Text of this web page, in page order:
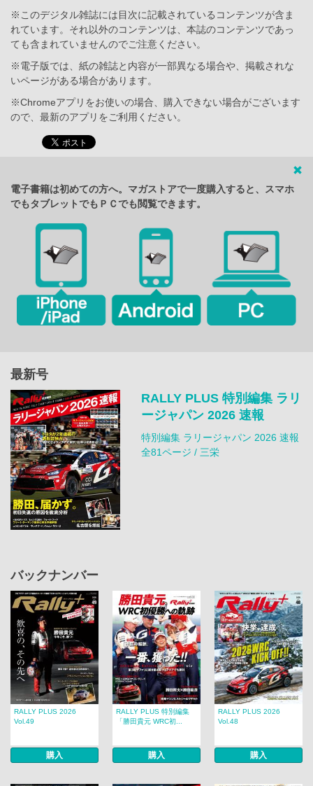
※このデジタル雑誌には目次に記載されているコンテンツが含ま
れています。それ以外のコンテンツは、本誌のコンテンツであっ
ても含まれていませんのでご注意ください。
※電子版では、紙の雑誌と内容が一部異なる場合や、掲載されな
いページがある場合があります。
※Chromeアプリをお使いの場合、購入できない場合がございます
ので、最新のアプリをご利用ください。
電子書籍は初めての方へ。マガストアで一度購入すると、スマホ
でもタブレットでもＰＣでも閲覧できます。
最新号
RALLY PLUS 特別編集 ラリ
ージャパン 2026 速報
特別編集 ラリージャパン 2026 速報
全81ページ / 三栄
バックナンバー
RALLY PLUS 2026
Vol.49
購入
RALLY PLUS 特別編集
「勝田貴元 WRC初...
購入
RALLY PLUS 2026
Vol.48
購入